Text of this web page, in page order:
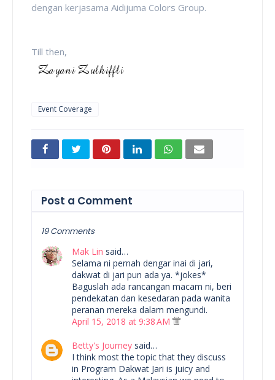
dengan kerjasama Aidijuma Colors Group.
Till then,
Event Coverage
Post a Comment
19 Comments
Mak Lin said…
Selama ni pernah dengar inai di jari,
dakwat di jari pun ada ya. *jokes*
Baguslah ada rancangan macam ni, beri
pendekatan dan kesedaran pada wanita
peranan mereka dalam mengundi.
April 15, 2018 at 9:38 AM
Betty's Journey said…
I think most the topic that they discuss
in Program Dakwat Jari is juicy and